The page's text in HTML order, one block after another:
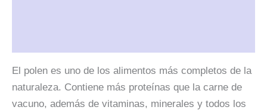
El polen es uno de los alimentos más completos de la
naturaleza. Contiene más proteínas que la carne de
vacuno, además de vitaminas, minerales y todos los